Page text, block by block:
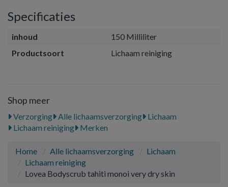
Specificaties
inhoud
150 Milliliter
Productsoort
Lichaam reiniging
Shop meer
Verzorging Alle lichaamsverzorging
Lichaam
Lichaam reiniging
Merken
Home Alle lichaamsverzorging
Lichaam
Lichaam reiniging
Lovea Bodyscrub tahiti monoi very dry skin